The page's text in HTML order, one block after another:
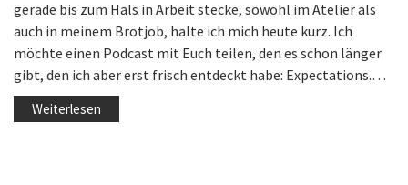
gerade bis zum Hals in Arbeit stecke, sowohl im Atelier als
auch in meinem Brotjob, halte ich mich heute kurz. Ich
möchte einen Podcast mit Euch teilen, den es schon länger
gibt, den ich aber erst frisch entdeckt habe: Expectations.…
Weiterlesen